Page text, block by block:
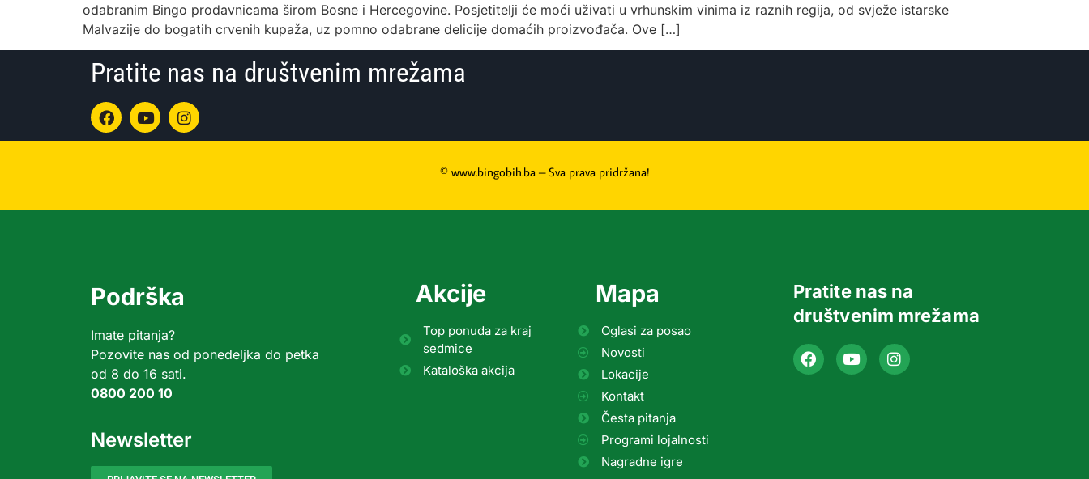
odabranim Bingo prodavnicama širom Bosne i Hercegovine. Posjetitelji će moći uživati u vrhunskim vinima iz raznih regija, od svježe istarske
Malvazije do bogatih crvenih kupaža, uz pomno odabrane delicije domaćih proizvođača. Ove […]
Pratite nas na društvenim mrežama
© www.bingobih.ba – Sva prava pridržana!
Podrška
Imate pitanja?
Pozovite nas od ponedeljka do petka
od 8 do 16 sati.
0800 200 10
Newsletter
Akcije
Top ponuda za kraj
sedmice
Kataloška akcija
Mapa
Oglasi za posao
Novosti
Lokacije
Kontakt
Česta pitanja
Programi lojalnosti
Nagradne igre
Pratite nas na
društvenim mrežama